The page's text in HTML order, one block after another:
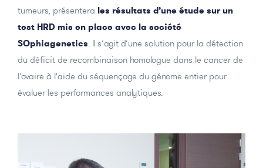
tumeurs, présentera les résultats d’une étude sur un
test HRD mis en place avec la société
SOphiagenetics . Il s’agit d’une solution pour la détection
du déficit de recombinaison homologue dans le cancer de
l'ovaire à l'aide du séquençage du génome entier pour
évaluer les performances analytiques.